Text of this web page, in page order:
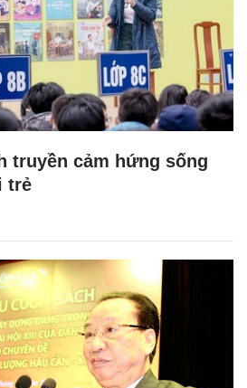
truyền cảm hứng sống
trẻ